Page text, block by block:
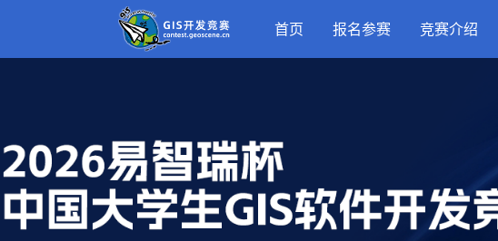
首页 报名参赛 竞赛介绍